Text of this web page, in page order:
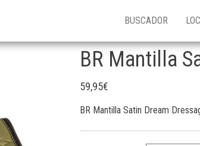
BUSCADOR
BR Mantilla
59,95€
BR Mantilla Satin Dream